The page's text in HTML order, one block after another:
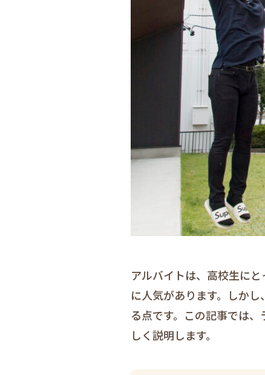
アルバイトは、高校生に
に人気があります。しか
る点です。この記事では
しく説明します。